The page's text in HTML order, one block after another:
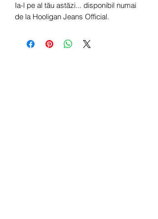
Ia-l pe al tău astăzi... disponibil numai
de la Hooligan Jeans Official.